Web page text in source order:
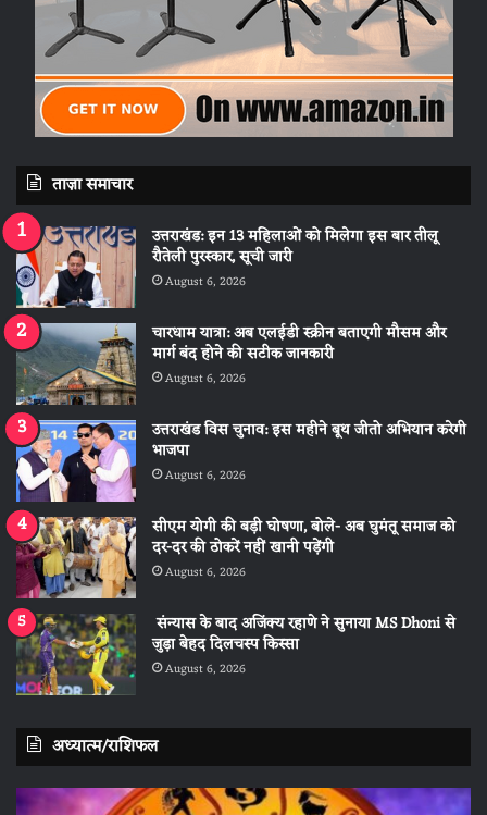
ताज़ा समाचार
उत्तराखंड: इन 13 महिलाओं को मिलेगा इस बार तीलू
रौतेली पुरस्कार, सूची जारी
August 6, 2026
चारधाम यात्रा: अब एलईडी स्क्रीन बताएगी मौसम और
मार्ग बंद होने की सटीक जानकारी
August 6, 2026
उत्तराखंड विस चुनाव: इस महीने बूथ जीतो अभियान करेगी
भाजपा
August 6, 2026
सीएम योगी की बड़ी घोषणा, बोले- अब घुमंतू समाज को
दर-दर की ठोकरें नहीं खानी पड़ेंगी
August 6, 2026
संन्यास के बाद अजिंक्‍य रहाणे ने सुनाया MS Dhoni से
जुड़ा बेहद दिलचस्प किस्सा
August 6, 2026
अध्यात्म/राशिफल